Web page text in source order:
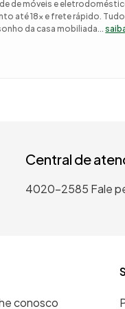
de móveis e
até 18x e frete rápido.
da casa mobiliada...
Central de
4020-2585 Fale
conosco
9º
guarda roupa casal